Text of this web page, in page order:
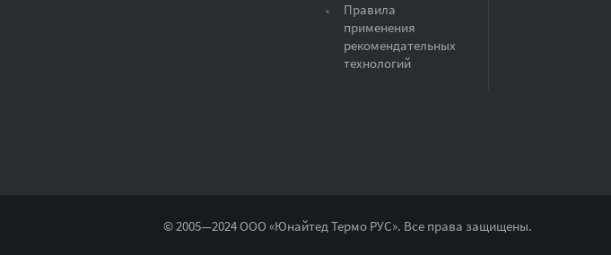
Правила
применения
рекомендательных
технологий
© 2005—2024 ООО «Юнайтед Термо РУС». Все права защищены.